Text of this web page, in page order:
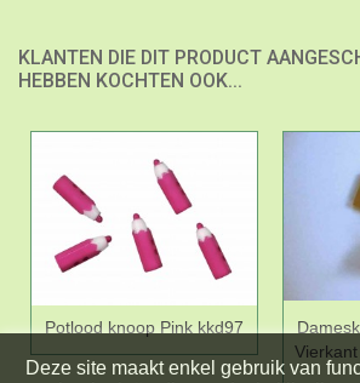
KLANTEN DIE DIT PRODUCT
HEBBEN KOCHTEN OOK...
Potlood knoop Pink kkd97
Deze site maakt enkel gebruik van